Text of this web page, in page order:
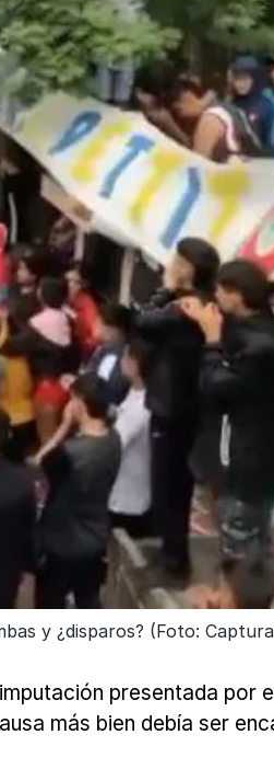
y ¿disparos? (Foto:
presentada por
más bien debía ser